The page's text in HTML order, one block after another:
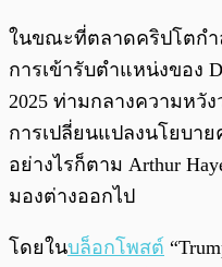
พร้อมเล่น
ในขณะที่ตลาดคริปโตกำ
การเข้ารับตำแหน่งของ
2025 ท่ามกลางความหวั
การเปลี่ยนแปลงนโยบาย
อย่างไรก็ตาม Arthur
มองต่างออกไป
โดยในบล็อกโพสต์